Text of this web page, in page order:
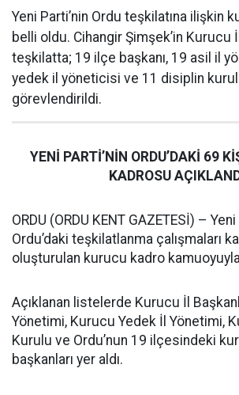
Yeni Parti’nin Ordu teşkilatına ilişkin
belli oldu. Cihangir Şimşek’in Kurucu
teşkilatta; 19 ilçe başkanı, 19 asil il
yedek il yöneticisi ve 11 disiplin
görevlendirildi.
YENİ PARTİ’NİN ORDU’DAKİ 69
KADROSU
ORDU (ORDU KENT GAZETESİ) – Yeni
Ordu’daki teşkilatlanma çalışmaları
oluşturulan kurucu kadro kamuoyuyla
Açıklanan listelerde Kurucu İl
Yönetimi, Kurucu Yedek İl Yönetimi,
Kurulu ve Ordu’nun 19 ilçesindeki
başkanları yer aldı.